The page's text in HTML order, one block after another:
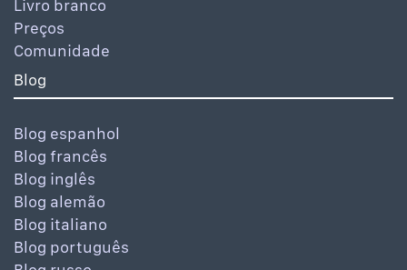
Livro branco
Preços
Comunidade
Blog
Blog espanhol
Blog francês
Blog inglês
Blog alemão
Blog italiano
Blog português